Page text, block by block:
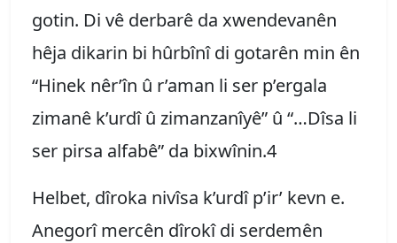
gotin. Di vê derbarê da xwendevanên
hêja dikarin bi hûrbînî di gotarên min ên
“Hinek nêr’în û r’aman li ser p’ergala
zimanê k’urdî û zimanzanîyê” û “…Dîsa li
ser pirsa alfabê” da bixwînin.4
Helbet, dîroka nivîsa k’urdî p’ir’ kevn e.
Anegorî mercên dîrokî di serdemên